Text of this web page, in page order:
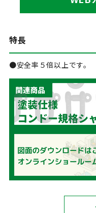
特長
●安全率５倍以上です。